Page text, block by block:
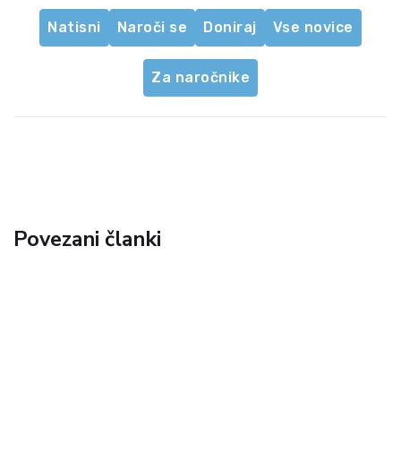
Natisni Naroči se Doniraj Vse novice
Za naročnike
Povezani članki